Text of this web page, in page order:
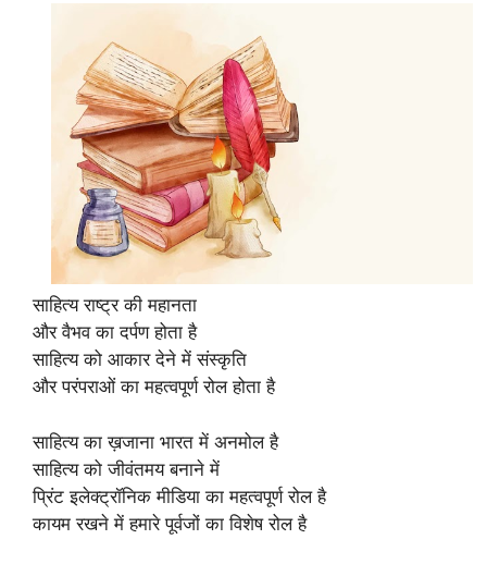
साहित्य राष्ट्र की महानता
और वैभव का दर्पण होता है
साहित्य को आकार देने में संस्कृति
और परंपराओं का महत्वपूर्ण रोल होता है
साहित्य का ख़जाना भारत में अनमोल है
साहित्य को जीवंतमय बनाने में
प्रिंट इलेक्ट्रॉनिक मीडिया का महत्वपूर्ण रोल है
कायम रखने में हमारे पूर्वजों का विशेष रोल है